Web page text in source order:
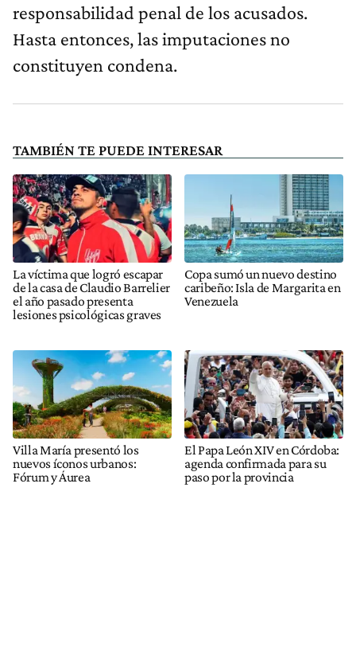
responsabilidad penal de los acusados.
Hasta entonces, las imputaciones no
constituyen condena.
TAMBIÉN TE PUEDE INTERESAR
La víctima que logró escapar
de la casa de Claudio Barrelier
el año pasado presenta
lesiones psicológicas graves
Copa sumó un nuevo destino
caribeño: Isla de Margarita en
Venezuela
Villa María presentó los
nuevos íconos urbanos:
Fórum y Áurea
El Papa León XIV en Córdoba:
agenda confirmada para su
paso por la provincia